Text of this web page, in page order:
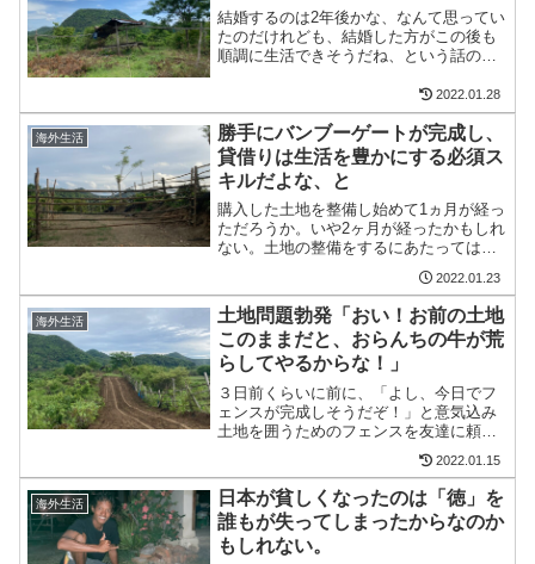
結婚するのは2年後かな、なんて思ってい
たのだけれども、結婚した方がこの後も
順調に生活できそうだね、という話の流
るってなったかと言うと、理由はいろい
ろあるが、ここスンバワ島では、昔の日
本のように結婚しないと...
2022.01.28
海外生活
勝手にバンブーゲートが完成し、
貸借りは生活を豊かにする必須ス
キルだよな、と
購入した土地を整備し始めて1ヵ月が経っ
ただろうか。いや2ヶ月が経ったかもしれ
ない。土地の整備をするにあたっては、
いちどショベルカーで道を作ったくらい
で、それ以外の『仕事』は友達にやって
もらっている。いちおう『仕事』と書い
ているが、どちらかと...
2022.01.23
海外生活
土地問題勃発「おい！お前の土地
このままだと、おらんちの牛が荒
らしてやるからな！」
３日前くらいに前に、「よし、今日でフ
ェンスが完成しそうだぞ！」と意気込み
土地を囲うためのフェンスを友達に頼ん
で作ってもらっていた。すると10分くら
いして、いままで見たことのない人がバ
イクでやってきた。それも２人。きっと
僕たちが作業を始めたの...
2022.01.15
海外生活
日本が貧しくなったのは「徳」を
誰もが失ってしまったからなのか
もしれない。